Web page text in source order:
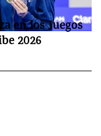
en los Juegos
2026